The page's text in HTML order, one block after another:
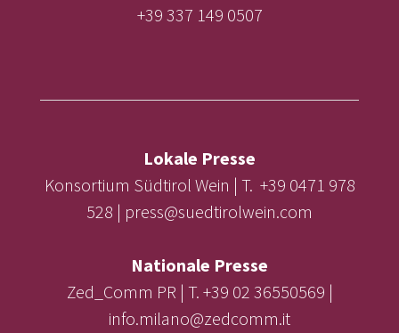
+39 337 149 0507
Lokale Presse
Konsortium Südtirol Wein | T. +39 0471 978
528 | press@suedtirolwein.com
Nationale Presse
Zed_Comm PR | T. +39 02 36550569 |
info.milano@zedcomm.it